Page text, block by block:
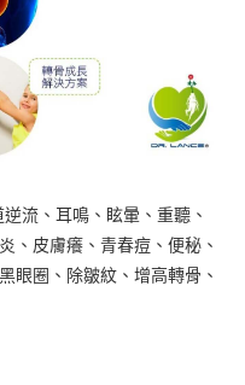
流、耳鳴、眩暈、重聽、
、皮膚癢、青春痘、便秘、
眼圈、除皺紋、增高轉骨、